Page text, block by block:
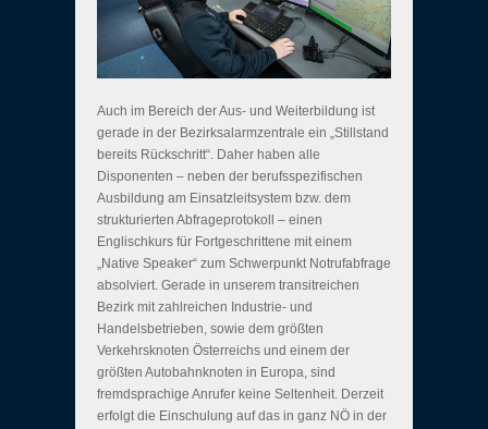
Auch im Bereich der Aus- und Weiterbildung ist
gerade in der Bezirksalarmzentrale ein „Stillstand
bereits Rückschritt“. Daher haben alle
Disponenten – neben der berufsspezifischen
Ausbildung am Einsatzleitsystem bzw. dem
strukturierten Abfrageprotokoll – einen
Englischkurs für Fortgeschrittene mit einem
„Native Speaker“ zum Schwerpunkt Notrufabfrage
absolviert. Gerade in unserem transitreichen
Bezirk mit zahlreichen Industrie- und
Handelsbetrieben, sowie dem größten
Verkehrsknoten Österreichs und einem der
größten Autobahnknoten in Europa, sind
fremdsprachige Anrufer keine Seltenheit. Derzeit
erfolgt die Einschulung auf das in ganz NÖ in der